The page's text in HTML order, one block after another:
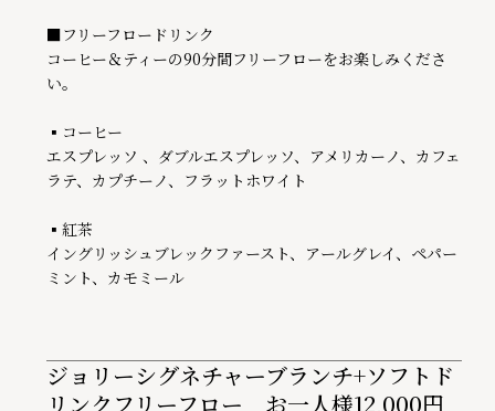
■フリーフロードリンク
コーヒー＆ティーの90分間フリーフローをお楽しみくださ
い。
▪コーヒー
エスプレッソ 、ダブルエスプレッソ、アメリカーノ、カフェ
ラテ、カプチーノ、フラットホワイト
▪紅茶
イングリッシュブレックファースト、アールグレイ、ペパー
ミント、カモミール
ジョリーシグネチャーブランチ+ソフトド
リンクフリーフロー お一人様12,000円